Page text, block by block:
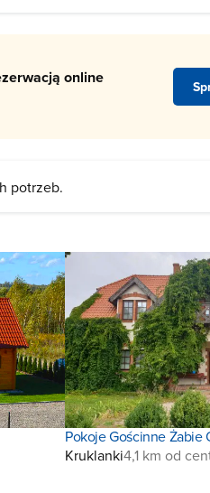
online
potrzeb.
Pokoje Gościnne Żabie
Kruklanki4,1 km od